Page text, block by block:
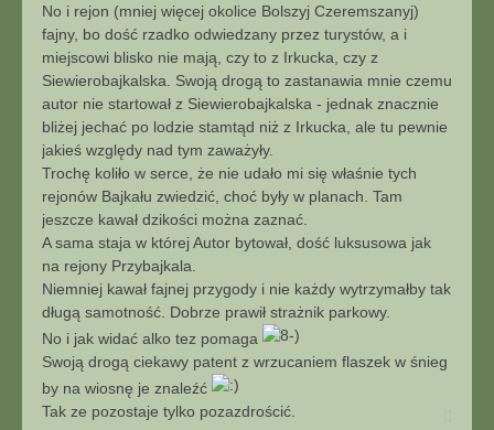
No i rejon (mniej więcej okolice Bolszyj Czeremszanyj)
fajny, bo dość rzadko odwiedzany przez turystów, a i
miejscowi blisko nie mają, czy to z Irkucka, czy z
Siewierobajkalska. Swoją drogą to zastanawia mnie czemu
autor nie startował z Siewierobajkalska - jednak znacznie
bliżej jechać po lodzie stamtąd niż z Irkucka, ale tu pewnie
jakieś względy nad tym zaważyły.
Trochę koliło w serce, że nie udało mi się właśnie tych
rejonów Bajkału zwiedzić, choć były w planach. Tam
jeszcze kawał dzikości można zaznać.
A sama staja w której Autor bytował, dość luksusowa jak
na rejony Przybajkala.
Niemniej kawał fajnej przygody i nie każdy wytrzymałby tak
długą samotność. Dobrze prawił strażnik parkowy.
No i jak widać alko tez pomaga
Swoją drogą ciekawy patent z wrzucaniem flaszek w śnieg
by na wiosnę je znaleźć
Tak ze pozostaje tylko pozazdrościć.